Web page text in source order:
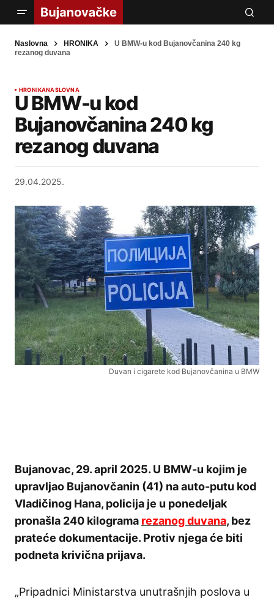
Naslovna HRONIKA
U BMW-u kod Bujanovčanina 240 kg
rezanog duvana
HRONIKANASLOVNA
U BMW-u kod
Bujanovčanina 240 kg
rezanog duvana
29.04.2025.
Duvan i cigarete kod Bujanovčanina u BMW
Bujanovac, 29. april 2025. U BMW-u kojim je
upravljao Bujanovčanin (41) na auto-putu kod
Vladičinog Hana, policija je u ponedeljak
pronašla 240 kilograma rezanog duvana, bez
prateće dokumentacije. Protiv njega će biti
podneta krivična prijava.
„Pripadnici Ministarstva unutrašnjih poslova u